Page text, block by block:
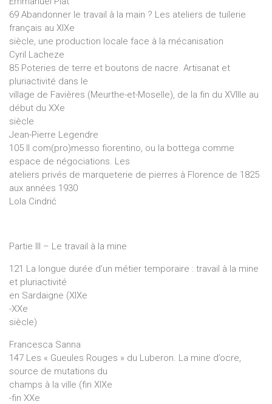
69 Abandonner le travail à la main ? Les ateliers de tuilerie
français au XIXe
siècle, une production locale face à la mécanisation
Cyril Lacheze
85 Poteries de terre et boutons de nacre. Artisanat et
pluriactivité dans le
village de Favières (Meurthe-et-Moselle), de la fin du XVIIIe au
début du XXe
siècle
Jean-Pierre Legendre
105 Il com(pro)messo fiorentino, ou la bottega comme
espace de négociations. Les
ateliers privés de marqueterie de pierres à Florence de 1825
aux années 1930
Lola Cindrić
Partie III – Le travail à la mine
121 La longue durée d’un métier temporaire : travail à la mine
et pluriactivité
en Sardaigne (XIXe
-XXe
siècle)
Francesca Sanna
147 Les « Gueules Rouges » du Luberon. La mine d’ocre,
source de mutations du
champs à la ville (fin XIXe
-fin XXe